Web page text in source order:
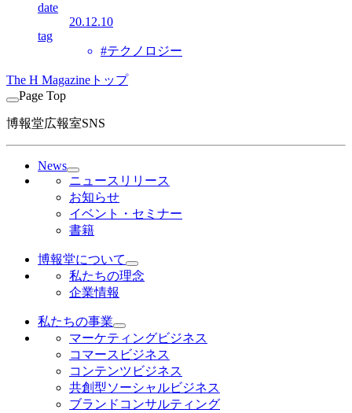
date
20.12.10
tag
#テクノロジー
The H Magazineトップ
Page Top
博報堂広報室SNS
News
ニュースリリース
お知らせ
イベント・セミナー
書籍
博報堂について
私たちの理念
企業情報
私たちの事業
マーケティングビジネス
コマースビジネス
コンテンツビジネス
共創型ソーシャルビジネス
ブランドコンサルティング